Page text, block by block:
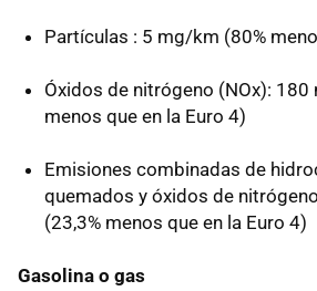
Partículas : 5 mg/km (80%
Óxidos de nitrógeno (NOx):
menos que en la Euro 4)
Emisiones combinadas de
quemados y óxidos de
(23,3% menos que en la Euro 4)
Gasolina o gas